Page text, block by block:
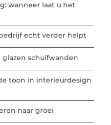
wanneer laat u het
echt verder helpt
schuifwanden
toon in interieurdesign
naar groei